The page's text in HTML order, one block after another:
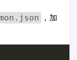
，加